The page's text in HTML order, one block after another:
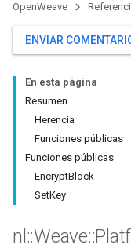
OpenWeave
ENVIAR
En esta página
Resumen
Herencia
Funciones públicas
Funciones públicas
EncryptBlock
SetKey
nl ::Weave::